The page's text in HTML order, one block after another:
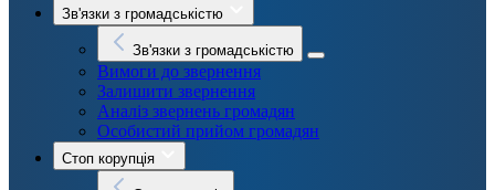
Зв'язки з громадськістю
Зв'язки з громадськістю
Вимоги до звернення
Залишити звернення
Аналіз звернень громадян
Особистий прийом громадян
Стоп корупція